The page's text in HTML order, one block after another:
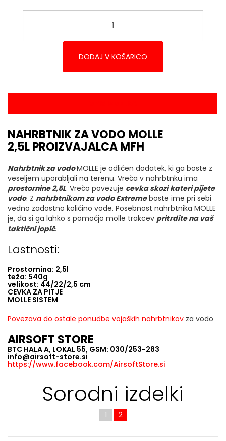
DODAJ V KOŠARICO
NAHRBTNIK ZA VODO MOLLE
2,5L PROIZVAJALCA MFH
Nahrbtnik za vodoMOLLE je odličen dodatek, ki ga boste z
veseljem uporabljali na terenu. Vreča v nahrbtnku ima
prostornine 2,5L. Vrečo povezuje cevka skozi kateri pijete
vodo. Z nahrbtnikom za vodo Extremeboste ime pri sebi
vedno zadostno količino vode. Posebnost nahrbtnika MOLLE
je, da si ga lahko s pomočjo molle trakcev pritrdite na vaš
taktični jopič.
Lastnosti:
Prostornina: 2,5l
teža: 540g
velikost: 44/22/2,5 cm
CEVKA ZA PITJE
MOLLE SISTEM
Povezava do ostale ponudbe vojaških nahrbtnikov za vodo
AIRSOFT STORE
BTC HALA A, LOKAL 55, GSM: 030/253-283
info@airsoft-store.si
https://www.facebook.com/AirsoftStore.si
Sorodni izdelki
1 2